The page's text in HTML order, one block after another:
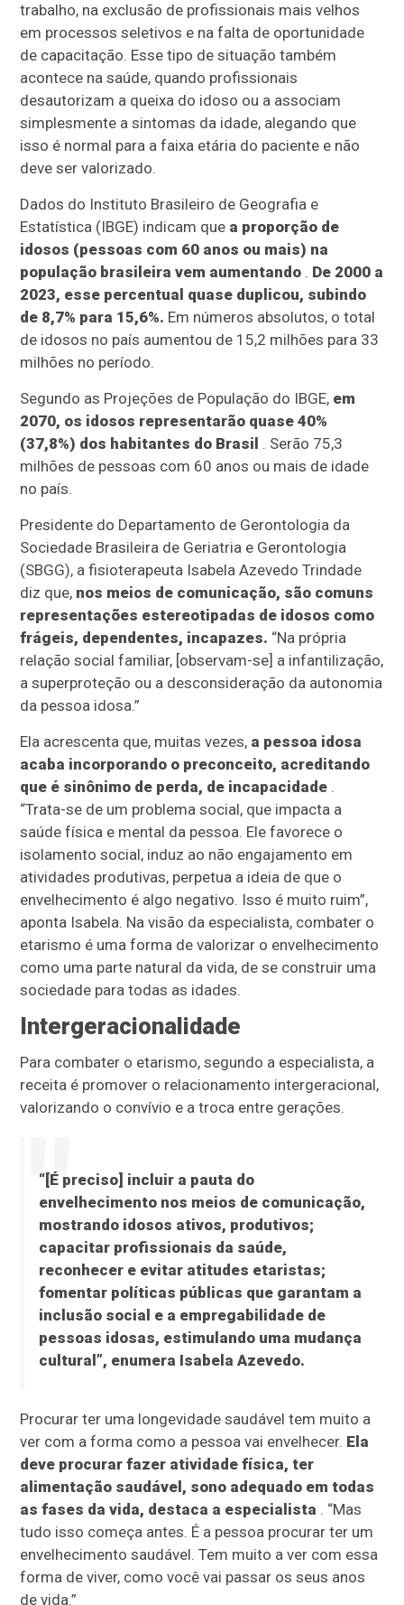
trabalho, na exclusão de profissionais mais velhos
em processos seletivos e na falta de oportunidade
de capacitação. Esse tipo de situação também
acontece na saúde, quando profissionais
desautorizam a queixa do idoso ou a associam
simplesmente a sintomas da idade, alegando que
isso é normal para a faixa etária do paciente e não
deve ser valorizado.
Dados do Instituto Brasileiro de Geografia e
Estatística (IBGE) indicam que a proporção de
idosos (pessoas com 60 anos ou mais) na
população brasileira vem aumentando . De 2000 a
2023, esse percentual quase duplicou, subindo
de 8,7% para 15,6%. Em números absolutos, o total
de idosos no país aumentou de 15,2 milhões para 33
milhões no período.
Segundo as Projeções de População do IBGE, em
2070, os idosos representarão quase 40%
(37,8%) dos habitantes do Brasil . Serão 75,3
milhões de pessoas com 60 anos ou mais de idade
no país.
Presidente do Departamento de Gerontologia da
Sociedade Brasileira de Geriatria e Gerontologia
(SBGG), a fisioterapeuta Isabela Azevedo Trindade
diz que, nos meios de comunicação, são comuns
representações estereotipadas de idosos como
frágeis, dependentes, incapazes. “Na própria
relação social familiar, [observam-se] a infantilização,
a superproteção ou a desconsideração da autonomia
da pessoa idosa.”
Ela acrescenta que, muitas vezes, a pessoa idosa
acaba incorporando o preconceito, acreditando
que é sinônimo de perda, de incapacidade .
“Trata-se de um problema social, que impacta a
saúde física e mental da pessoa. Ele favorece o
isolamento social, induz ao não engajamento em
atividades produtivas, perpetua a ideia de que o
envelhecimento é algo negativo. Isso é muito ruim”,
aponta Isabela. Na visão da especialista, combater o
etarismo é uma forma de valorizar o envelhecimento
como uma parte natural da vida, de se construir uma
sociedade para todas as idades.
Intergeracionalidade
Para combater o etarismo, segundo a especialista, a
receita é promover o relacionamento intergeracional,
valorizando o convívio e a troca entre gerações.
“[É preciso] incluir a pauta do
envelhecimento nos meios de comunicação,
mostrando idosos ativos, produtivos;
capacitar profissionais da saúde,
reconhecer e evitar atitudes etaristas;
fomentar políticas públicas que garantam a
inclusão social e a empregabilidade de
pessoas idosas, estimulando uma mudança
cultural”, enumera Isabela Azevedo.
Procurar ter uma longevidade saudável tem muito a
ver com a forma como a pessoa vai envelhecer. Ela
deve procurar fazer atividade física, ter
alimentação saudável, sono adequado em todas
as fases da vida, destaca a especialista . “Mas
tudo isso começa antes. É a pessoa procurar ter um
envelhecimento saudável. Tem muito a ver com essa
forma de viver, como você vai passar os seus anos
de vida.”